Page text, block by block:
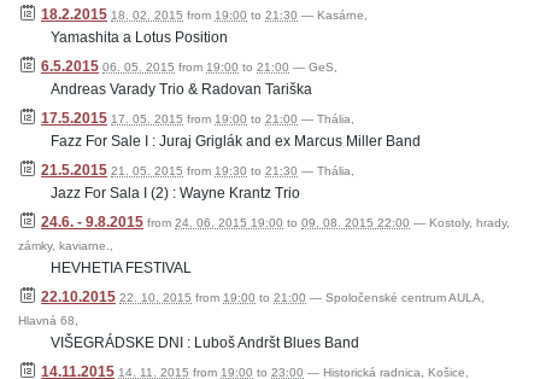
18.2.2015 18. 02. 2015 from 19:00 to 21:30 — Kasárne,
Yamashita a Lotus Position
6.5.2015 06. 05. 2015 from 19:00 to 21:00 — GeS,
Andreas Varady Trio & Radovan Tariška
17.5.2015 17. 05. 2015 from 19:00 to 21:00 — Thália,
Fazz For Sale I : Juraj Griglák and ex Marcus Miller Band
21.5.2015 21. 05. 2015 from 19:30 to 21:30 — Thália,
Jazz For Sala I (2) : Wayne Krantz Trio
24.6. - 9.8.2015 from 24. 06. 2015 19:00 to 09. 08. 2015 22:00 — Kostoly, hrady,
zámky, kaviarne.,
HEVHETIA FESTIVAL
22.10.2015 22. 10. 2015 from 19:00 to 21:00 — Spoločenské centrum AULA,
Hlavná 68,
VIŠEGRÁDSKE DNI : Luboš Andršt Blues Band
14.11.2015 14. 11. 2015 from 19:00 to 23:00 — Historická radnica, Košice,